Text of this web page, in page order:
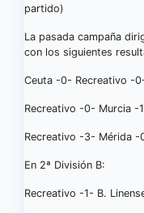
partido)
La pasada campaña
con los siguientes
Ceuta -0- Recreativo -
Recreativo -0- Murcia -
Recreativo -3- Mérida -
En 2ª División B:
Recreativo -1- B.